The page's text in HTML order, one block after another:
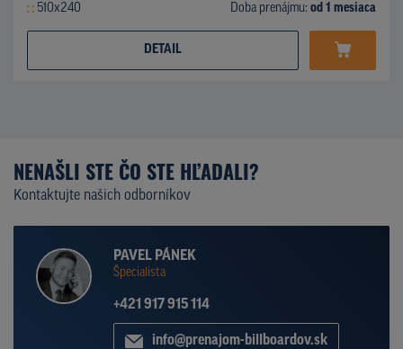
510x240 Doba prenájmu: od 1 mesiaca
DETAIL
NENAŠLI STE ČO STE HĽADALI?
Kontaktujte našich odborníkov
PAVEL PÁNEK
Špecialista
+421 917 915 114
info@prenajom-billboardov.sk